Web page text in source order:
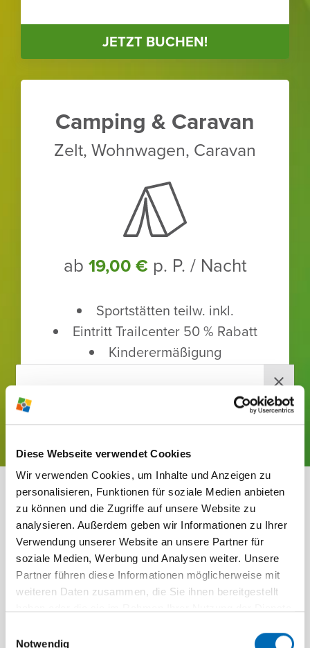
Diese Webseite verwendet Cookies
Wir verwenden Cookies, um Inhalte und Anzeigen zu
personalisieren, Funktionen für soziale Medien anbieten
zu können und die Zugriffe auf unsere Website zu
analysieren. Außerdem geben wir Informationen zu Ihrer
Verwendung unserer Website an unsere Partner für
soziale Medien, Werbung und Analysen weiter. Unsere
Partner führen diese Informationen möglicherweise mit
weiteren Daten zusammen, die Sie ihnen bereitgestellt
Notwendig
JETZT BUCHEN!
Camping & Caravan
Zelt, Wohn­wagen, Caravan
ab 19,00 € p. P. / Nacht
Sport­stätten teilw. inkl.
Eintritt Trailcenter 50 % Rabatt
Kinder­er­mä­ßi­gung
ZUSATZ­AN­GE­BOTE
FÜR DEIN TRAI­NINGS­
LAGER
RABEN­BERG-
NEWS­LETTER
Jetzt anmelden und wir versorgen
dich mehr­mals im Jahr mit brand­
heißen News, ausge­wählten Infos,
tollen Ange­boten und span­nenden
Themen direkt vom Raben­berg.
Einfach deine E-Mail-Adresse eingeben, den
Haken anwählen und auf "News­letter jetzt